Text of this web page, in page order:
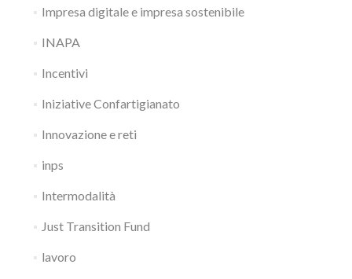
Impresa digitale e impresa sostenibile
INAPA
Incentivi
Iniziative Confartigianato
Innovazione e reti
inps
Intermodalità
Just Transition Fund
lavoro